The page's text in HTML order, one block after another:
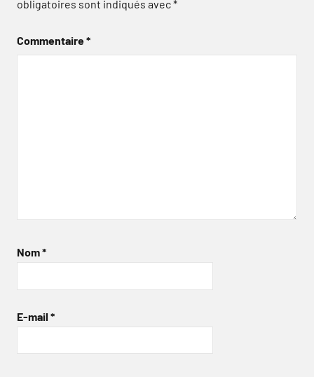
obligatoires sont indiqués avec*
Commentaire*
Nom*
E-mail *